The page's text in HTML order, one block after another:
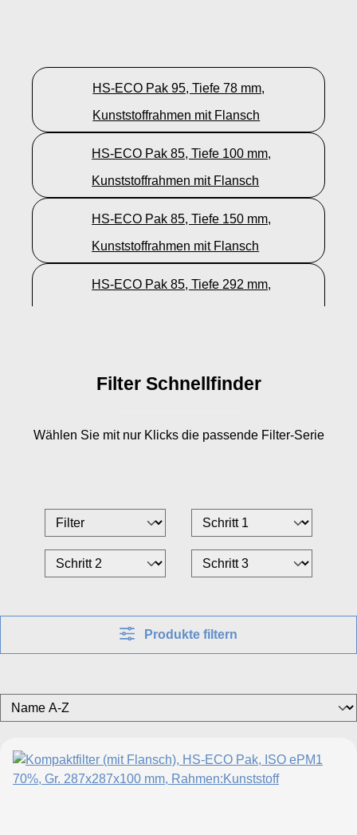
HS-ECO Pak 95, Tiefe 78 mm,
Kunststoffrahmen mit Flansch
HS-ECO Pak 85, Tiefe 100 mm,
Kunststoffrahmen mit Flansch
HS-ECO Pak 85, Tiefe 150 mm,
Kunststoffrahmen mit Flansch
HS-ECO Pak 85, Tiefe 292 mm,
Kunststoffrahmen mit Flansch
Filter Schnellfinder
Wählen Sie mit nur Klicks die passende Filter-Serie
Produkte filtern